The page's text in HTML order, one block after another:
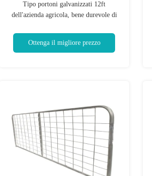
Tipo portoni galvanizzati 12ft
dell'azienda agricola, bene durevole di
Ottenga il migliore prezzo